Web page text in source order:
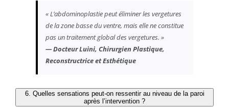
« L’abdominoplastie peut éliminer les vergetures
de la zone basse du ventre, mais elle ne constitue
pas un traitement global des vergetures. »
— Docteur Luini, Chirurgien Plastique,
Reconstructrice et Esthétique
6. Quelles sensations peut-on ressentir au niveau de la paroi
après l’intervention ?